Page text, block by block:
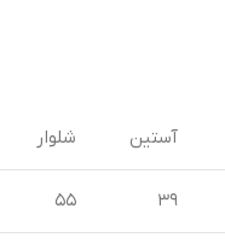
آستین شلوار
۳۹ ۵۵